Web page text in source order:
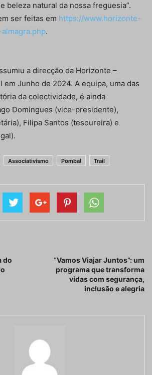
beleza natural da nossa freguesia”.
ser feitas em https://www.horizonte-
.
a direcção da Horizonte –
em Junho de 2024. A equipa, uma das
da colectividade, é ainda
Domingues (vice-presidente),
Filipa Santos (tesoureira) e
Associativismo Pombal Trail
do
“Vamos Viajar Juntos”: um
programa que transforma
vidas com segurança,
inclusão e alegria